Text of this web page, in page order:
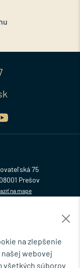
75
Prešov
na mape
na zlepšenie
webovej
všetkých súborov